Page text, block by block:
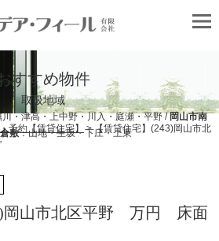
すすめ物件
取扱地域
・津高・上中野・川入・庭瀬・平野 /岡山市南
倉敷：山地・生坂・下庄・上東
予約【賃貸住宅】 > 【賃貸住宅】(243)岡山市北
岡山市北区平野 万円 床面